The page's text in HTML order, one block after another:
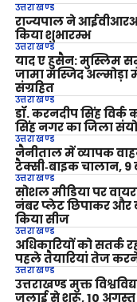
उत्तराखण्ड
राज्यपाल ने
किया शुभारम्भ
उत्तराखण्ड
याद ए हुसैन: मुस्लिम
जामा मस्जिद अल्मोड़ा
संग्रहित
उत्तराखण्ड
डॉ. करनदीप सिंह विर्क
सिंह नगर का जिला
उत्तराखण्ड
नैनीताल में व्यापक
टैक्सी‑बाइक चालान,
उत्तराखण्ड
सोशल मीडिया पर
नंबर प्लेट छिपाकर और
किया सीज
उत्तराखण्ड
अधिकारियों को
पहले तैयारियां तेज
उत्तराखण्ड
उत्तराखण्ड मुक्त
जुलाई से शुरू, 10